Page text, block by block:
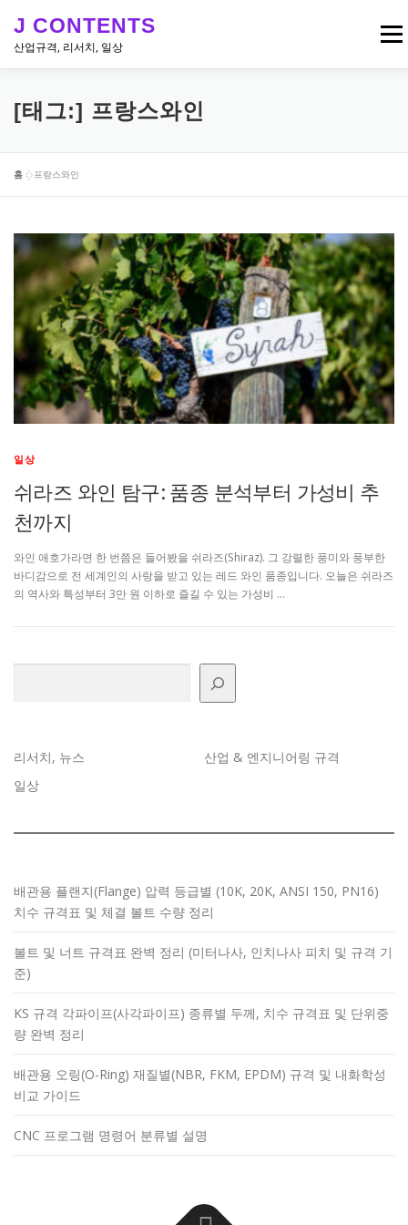
J CONTENTS
산업규격, 리서치, 일상
메뉴
리서치, 뉴스 산업 & 엔지니어링 규격
[태그:] 프랑스와인
홈 »프랑스와인
일상
쉬라즈 와인 탐구: 품종 분석부터 가성비 추
천까지
와인 애호가라면 한 번쯤은 들어봤을 쉬라즈(Shiraz). 그 강렬한 풍미와 풍부한
바디감으로 전 세계인의 사랑을 받고 있는 레드 와인 품종입니다. 오늘은 쉬라즈
의 역사와 특성부터 3만 원 이하로 즐길 수 있는 가성비 …
리서치, 뉴스
산업 & 엔지니어링 규격
일상
배관용 플랜지(Flange) 압력 등급별 (10K, 20K, ANSI 150, PN16)
치수 규격표 및 체결 볼트 수량 정리
볼트 및 너트 규격표 완벽 정리 (미터나사, 인치나사 피치 및 규격 기
준)
KS 규격 각파이프(사각파이프) 종류별 두께, 치수 규격표 및 단위중
량 완벽 정리
배관용 오링(O-Ring) 재질별(NBR, FKM, EPDM) 규격 및 내화학성
비교 가이드
CNC 프로그램 명령어 분류별 설명